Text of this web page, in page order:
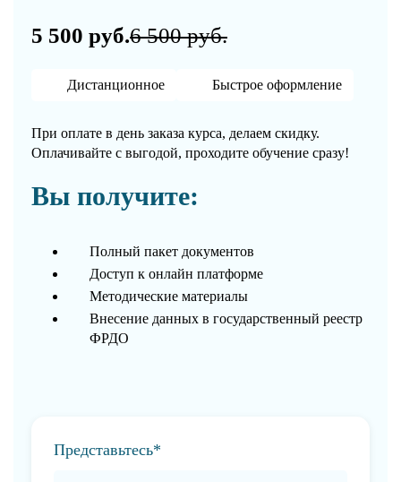
5 500 руб.6 500 руб.
Дистанционное Быстрое оформление
При оплате в день заказа курса, делаем скидку.
Оплачивайте с выгодой, проходите обучение сразу!
Вы получите:
Полный пакет документов
Доступ к онлайн платформе
Методические материалы
Внесение данных в государственный реестр
ФРДО
Представьтесь*